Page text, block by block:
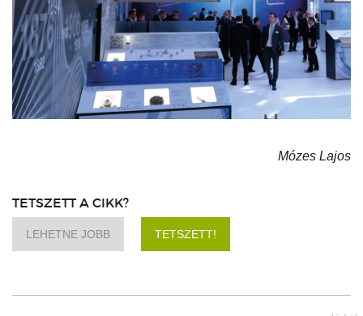
Mózes Lajos
TETSZETT A CIKK?
LEHETNE JOBB TETSZETT!